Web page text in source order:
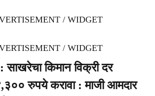
/ WIDGET
/ WIDGET
किमान विक्री दर
रुपये करावा : माजी आमदार